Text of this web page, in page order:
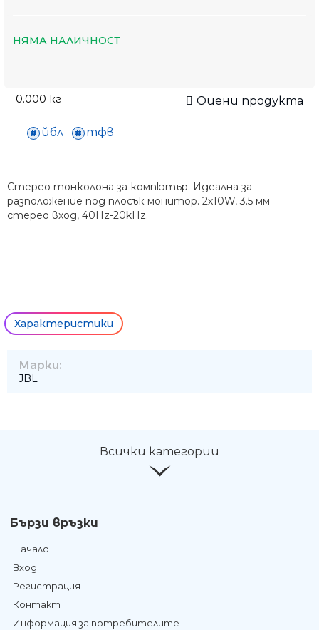
НЯМА НАЛИЧНОСТ
0.000 кг Оцени продукта
йбл тфв
Стерео тонколона за компютър. Идеална за
разположение под плосък монитор. 2х10W, 3.5 мм
стерео вход, 40Hz-20kHz.
Характеристики
Марки:
JBL
Всички категории
Бързи връзки
Начало
Вход
Регистрация
Контакт
Информация за потребителите